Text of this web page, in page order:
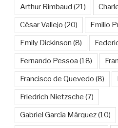
Arthur Rimbaud (21)
César Vallejo (20) Emilio
Emily Dickinson (8)
Fernando Pessoa (18)
Francisco de Quevedo (8)
Friedrich Nietzsche (7)
Gabriel García Márquez(10)